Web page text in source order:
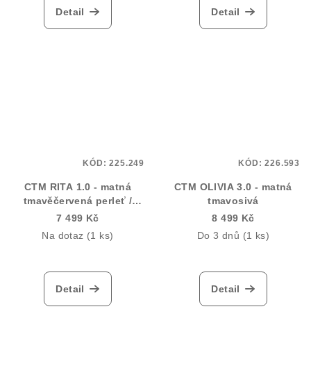
Detail Detail
CTM RITA 1.0 - matná
tmavěčervená perleť /
stříbrná
7 499 Kč
Na dotaz (1 ks)
Detail
KÓD:225.249
CTM OLIVIA 3.0 - matná
tmavosivá
8 499 Kč
Do 3 dnů (1 ks)
Detail
KÓD:226.593